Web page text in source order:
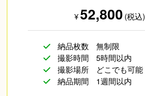
¥52,800 (税込)
納品枚数
無制限
撮影時間
5時間以内
撮影場所
どこでも可能
納品期間
1週間以内